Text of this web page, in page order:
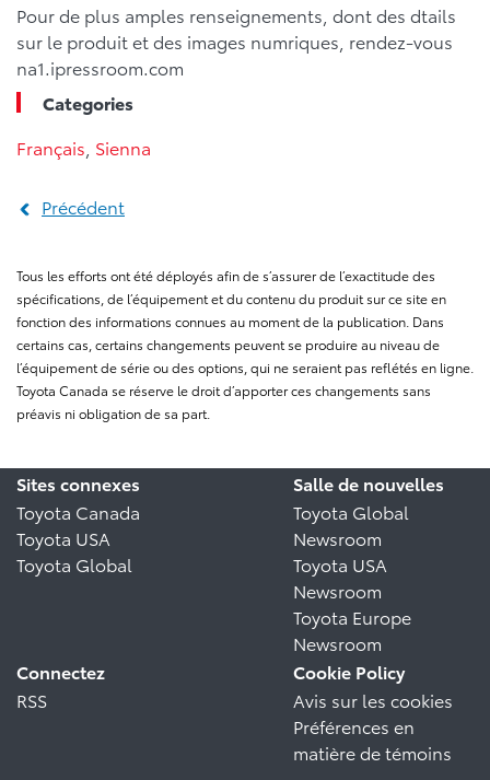
Pour de plus amples renseignements, dont des dtails
sur le produit et des images numriques, rendez-vous
na1.ipressroom.com
Categories
Français Sienna
Précédent
Tous les efforts ont été déployés afin de s’assurer de l’exactitude des
spécifications, de l’équipement et du contenu du produit sur ce site en
fonction des informations connues au moment de la publication. Dans
certains cas, certains changements peuvent se produire au niveau de
l’équipement de série ou des options, qui ne seraient pas reflétés en ligne.
Toyota Canada se réserve le droit d’apporter ces changements sans
préavis ni obligation de sa part.
Sites connexes
Toyota Canada
Toyota USA
Toyota Global
Salle de nouvelles
Toyota Global
Newsroom
Toyota USA
Newsroom
Toyota Europe
Newsroom
Connectez
RSS
Cookie Policy
Avis sur les cookies
Préférences en
matière de témoins